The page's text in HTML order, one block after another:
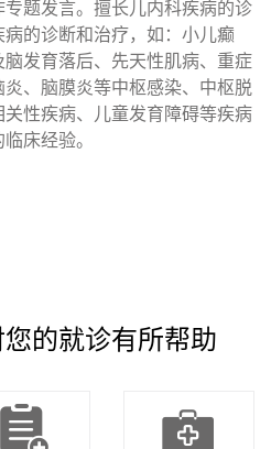
题发言。擅长儿内科疾病的诊
的诊断和治疗，如：小儿癫
发育落后、先天性肌病、重症
、脑膜炎等中枢感染、中枢脱
性疾病、儿童发育障碍等疾病
床经验。
的就诊有所帮助